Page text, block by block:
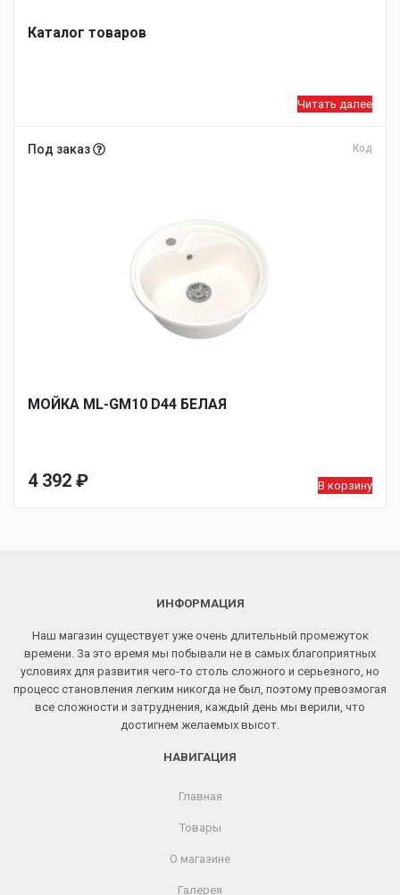
Каталог товаров
Читать далее
Под заказ Код
МОЙКA ML-GM10 D44 БЕЛАЯ
4 392 ₽ В корзину
ИНФОРМАЦИЯ
Наш магазин существует уже очень длительный промежуток
времени. За это время мы побывали не в самых благоприятных
условиях для развития чего-то столь сложного и серьезного, но
процесс становления легким никогда не был, поэтому превозмогая
все сложности и затруднения, каждый день мы верили, что
достигнем желаемых высот.
НАВИГАЦИЯ
Главная
Товары
О магазине
Галерея